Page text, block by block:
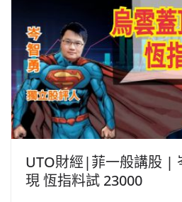
UTO財經|菲一般講股 |
現 恆指料試 23000